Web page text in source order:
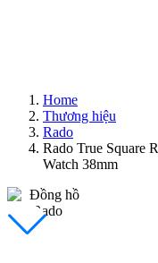
Home
Thương hiệu
Rado
Rado True Square
Watch 38mm
Đồng Hồ Nam